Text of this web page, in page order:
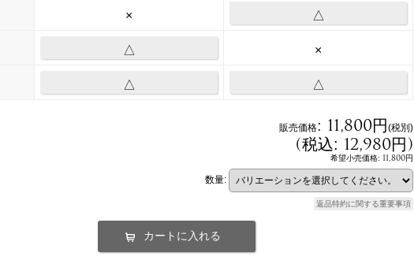
× △
△ ×
△ △
販売価格: 11,800円(税別)
(税込: 12,980円)
希望小売価格: 11,800円
数量:
返品特約に関する重要事項